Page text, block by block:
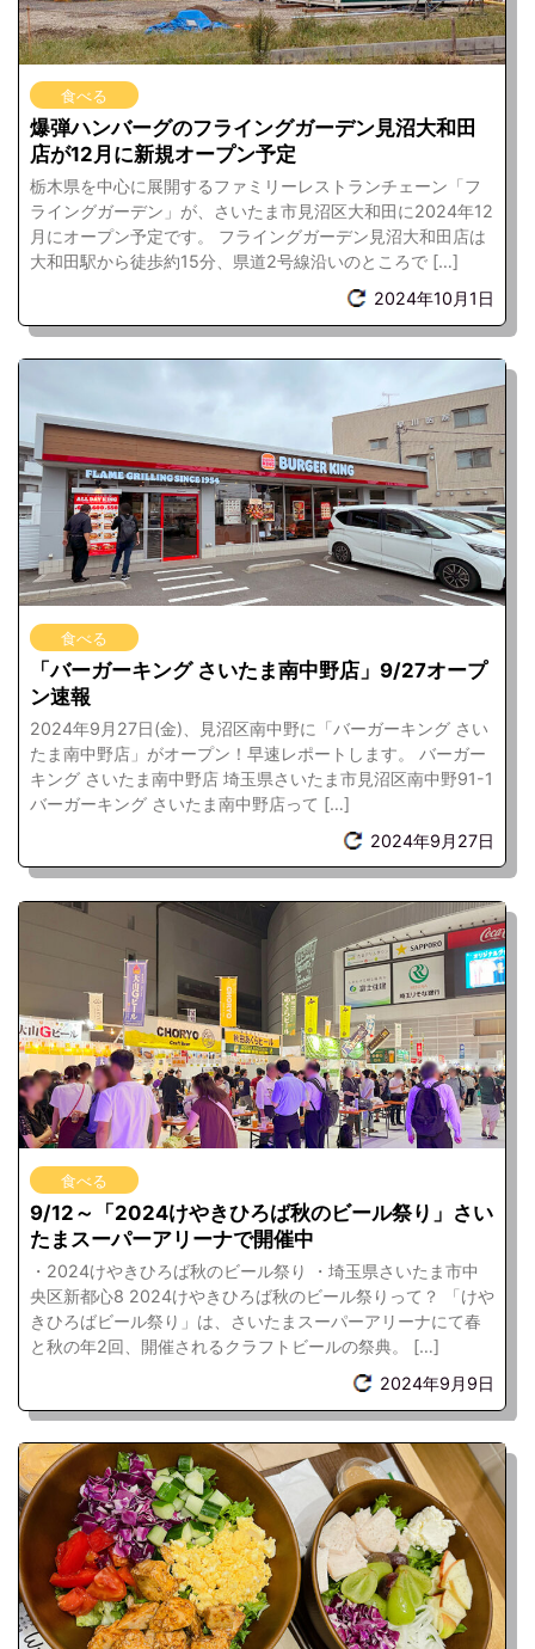
食べる
爆弾ハンバーグのフライングガーデン見沼大和田
店が12月に新規オープン予定
栃木県を中心に展開するファミリーレストランチェーン「フ
ライングガーデン」が、さいたま市見沼区大和田に2024年12
月にオープン予定です。 フライングガーデン見沼大和田店は
大和田駅から徒歩約15分、県道2号線沿いのところで […]
2024年10月1日
食べる
「バーガーキング さいたま南中野店」9/27オープ
ン速報
2024年9月27日(金)、見沼区南中野に「バーガーキング さい
たま南中野店」がオープン！早速レポートします。 バーガー
キング さいたま南中野店 埼玉県さいたま市見沼区南中野91-1
バーガーキング さいたま南中野店って […]
2024年9月27日
食べる
9/12～「2024けやきひろば秋のビール祭り」さい
たまスーパーアリーナで開催中
・2024けやきひろば秋のビール祭り ・埼玉県さいたま市中
央区新都心8 2024けやきひろば秋のビール祭りって？ 「けや
きひろばビール祭り」は、さいたまスーパーアリーナにて春
と秋の年2回、開催されるクラフトビールの祭典。 […]
2024年9月9日